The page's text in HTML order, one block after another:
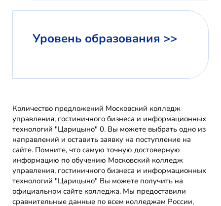
Уровень образования >>
Количество предложений Московский колледж
управления, гостиничного бизнеса и информационных
технологий "Царицыно" 0. Вы можете выбрать одно из
направлений и оставить заявку на поступление на
сайте. Помните, что самую точную достоверную
информацию по обучению Московский колледж
управления, гостиничного бизнеса и информационных
технологий "Царицыно" Вы можете получить на
официальном сайте колледжа. Мы предоставили
сравнительные данные по всем колледжам России,